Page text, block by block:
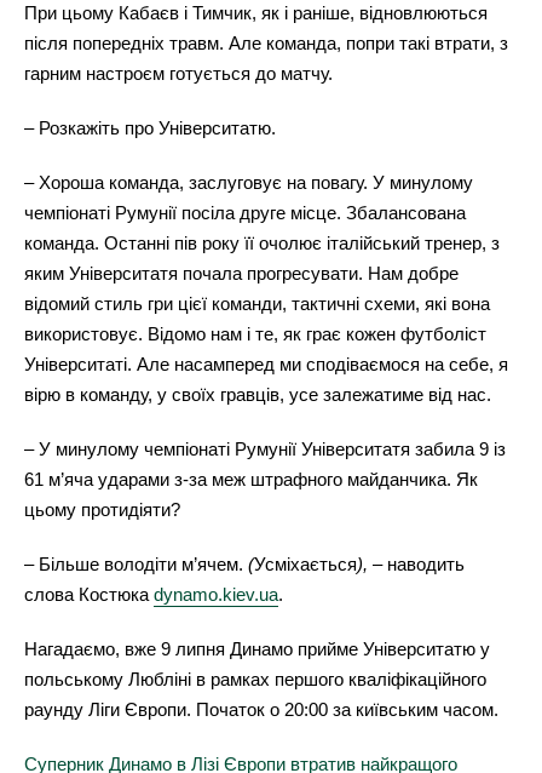
При цьому Кабаєв і Тимчик, як і раніше, відновлюються
після попередніх травм. Але команда, попри такі втрати, з
гарним настроєм готується до матчу.
– Розкажіть про Університатю.
– Хороша команда, заслуговує на повагу. У минулому
чемпіонаті Румунії посіла друге місце. Збалансована
команда. Останні пів року її очолює італійський тренер, з
яким Університатя почала прогресувати. Нам добре
відомий стиль гри цієї команди, тактичні схеми, які вона
використовує. Відомо нам і те, як грає кожен футболіст
Університаті. Але насамперед ми сподіваємося на себе, я
вірю в команду, у своїх гравців, усе залежатиме від нас.
– У минулому чемпіонаті Румунії Університатя забила 9 із
61 м’яча ударами з-за меж штрафного майданчика. Як
цьому протидіяти?
– Більше володіти м’ячем. (Усміхається), – наводить
слова Костюка dynamo.kiev.ua.
Нагадаємо, вже 9 липня Динамо прийме Університатю у
польському Любліні в рамках першого кваліфікаційного
раунду Ліги Європи. Початок о 20:00 за київським часом.
Суперник Динамо в Лізі Європи втратив найкращого